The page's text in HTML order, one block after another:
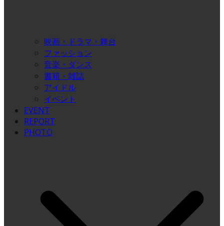
映画・ドラマ・舞台
ファッション
音楽・ダンス
書籍・雑誌
アイドル
イベント
EVENT
REPORT
PHOTO